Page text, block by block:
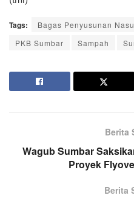
Tags: Bagas Penyusunan
PKB Sumbar
Sampah
Berita
Wagub Sumbar
Proyek
Berita